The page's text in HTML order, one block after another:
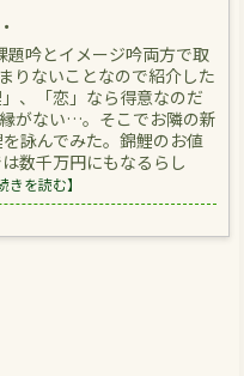
題吟とイメージ吟両方で取
りないことなので紹介した
、「恋」なら得意なのだ
がない…。そこでお隣の新
詠んでみた。錦鯉のお値
数千万円にもなるらし
きを読む】